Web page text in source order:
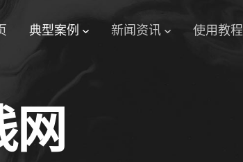
典型案例 新闻资讯 使用教程
网